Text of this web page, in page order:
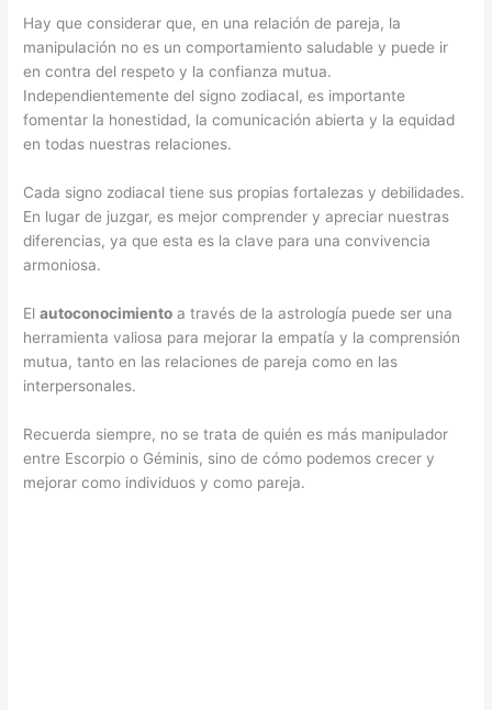
Hay que considerar que, en una relación de pareja, la
manipulación no es un comportamiento saludable y puede ir
en contra del respeto y la confianza mutua.
Independientemente del signo zodiacal, es importante
fomentar la honestidad, la comunicación abierta y la equidad
en todas nuestras relaciones.
Cada signo zodiacal tiene sus propias fortalezas y debilidades.
En lugar de juzgar, es mejor comprender y apreciar nuestras
diferencias, ya que esta es la clave para una convivencia
armoniosa.
Elautoconocimiento a través de la astrología puede ser una
herramienta valiosa para mejorar la empatía y la comprensión
mutua, tanto en las relaciones de pareja como en las
interpersonales.
Recuerda siempre, no se trata de quién es más manipulador
entre Escorpio o Géminis, sino de cómo podemos crecer y
mejorar como individuos y como pareja.